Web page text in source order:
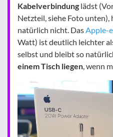
Kabelverbindung lädst
Netzteil, siehe Foto unten),
natürlich nicht. Das Apple-
Watt) ist deutlich leichter
selbst und bleibt so
einem Tisch liegen , wenn